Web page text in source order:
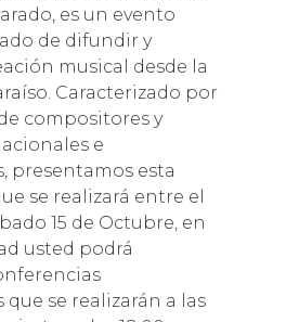
es un evento
de difundir y
musical desde la
Caracterizado por
compositores y
e
presentamos esta
se realizará entre el
15 de Octubre, en
usted podrá
se realizarán a las